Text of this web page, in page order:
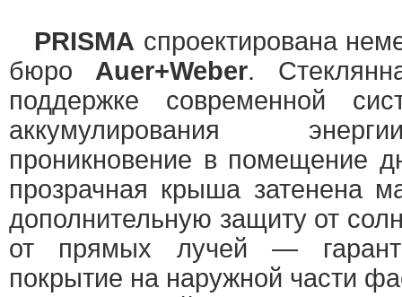
PRISMA спроектирована
бюро Auer+Weber.
поддержке современной
аккумулирования
проникновение в помещение
прозрачная крыша затенена
дополнительную защиту от
от прямых лучей —
покрытие на наружной части